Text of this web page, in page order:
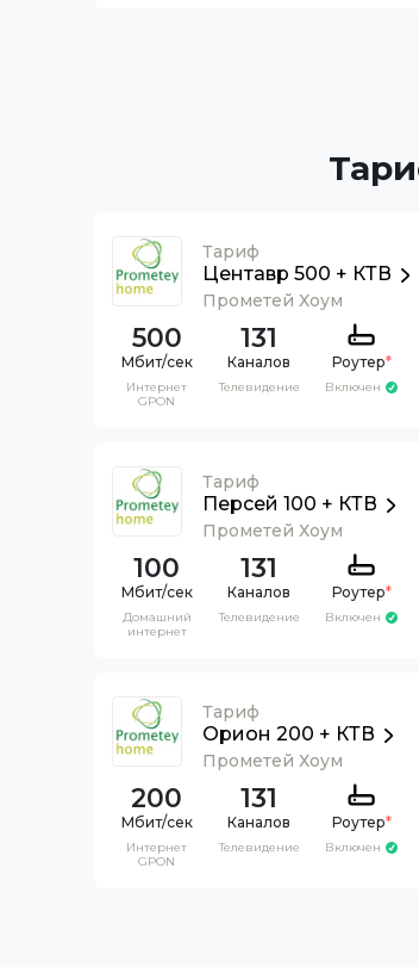
Тариф
Центавр 500 + КТВ
Прометей Хоум
500
Интернет
GPON
131
Каналов
Телевидение
Роутер*
Включен
Тариф
Персей 100 + КТВ
Прометей Хоум
100
Домашний
интернет
131
Каналов
Телевидение
Роутер*
Включен
Тариф
Орион 200 + КТВ
Прометей Хоум
200
Интернет
GPON
131
Каналов
Телевидение
Роутер*
Включен